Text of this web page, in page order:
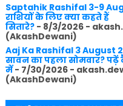
Saptahik Rashifal 3-9
राशियों के लिए क्या कहते हैं
सितारे?- 8/3/2026-
(AkashDewani)
Aaj Ka Rashifal 3 August
सावन का पहला सोमवार?
में- 7/30/2026-
(AkashDewani)